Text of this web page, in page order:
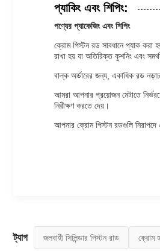
প্যাকিং এবং শিপিং:
পণ্যের প্যাকেজিং এবং শিপিং
ক্রোম পিস্টন রড সাবধানে প্যাক করা
রাখা হয় যা অতিরিক্ত কুশনিং এবং
বাল্ক অর্ডারের জন্য, একাধিক রড
আমরা আপনার প্রয়োজন মেটাতে
নিরীক্ষণ করতে দেয়।
আপনার ক্রোম পিস্টন রডগুলি নিরাপদে
ট্যাগ জলবাহী সিলিন্ডার পিস্টন রাড ক্রোম